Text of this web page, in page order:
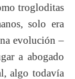
trogloditas
solo era
evolución –
a abogado
algo todavía